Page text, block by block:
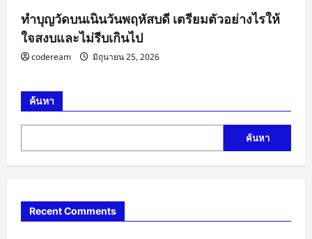
ทำบุญวัดบนเนินวันพฤหัสบดี เตรียมตัวอย่างไรให้
ใจสงบและไม่รีบเกินไป
codeream มิถุนายน 25, 2026
ค้นหา
ค้นหา
Recent Comments